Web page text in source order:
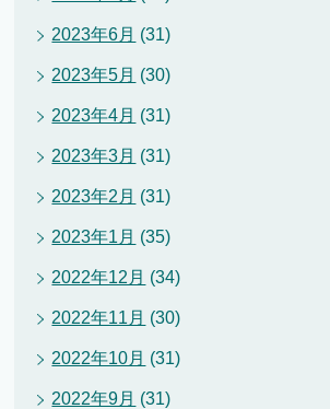
2023年6月 (31)
2023年5月 (30)
2023年4月 (31)
2023年3月 (31)
2023年2月 (31)
2023年1月 (35)
2022年12月 (34)
2022年11月 (30)
2022年10月 (31)
2022年9月 (31)